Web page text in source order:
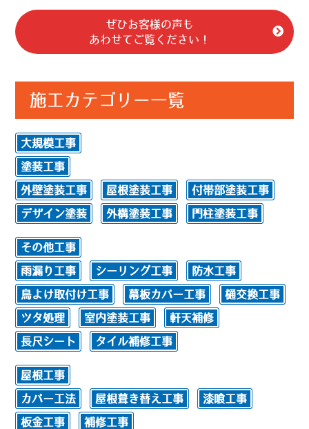
ぜひお客様の声も
あわせてご覧ください！
施工カテゴリー一覧
大規模工事
塗装工事
外壁塗装工事 屋根塗装工事 付帯部塗装工事
デザイン塗装 外構塗装工事 門柱塗装工事
その他工事
雨漏り工事 シーリング工事 防水工事
鳥よけ取付け工事 幕板カバー工事 樋交換工事
ツタ処理 室内塗装工事 軒天補修
長尺シート タイル補修工事
屋根工事
カバー工法 屋根葺き替え工事 漆喰工事
板金工事 補修工事